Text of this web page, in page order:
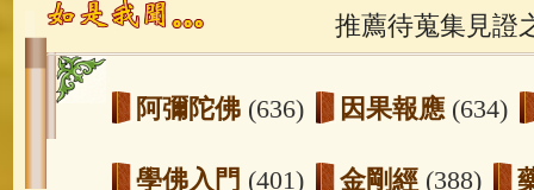
推薦待蒐集見證
阿彌陀佛 (636) 因果報應 (634)
學佛入門 (401) 金剛經 (388)